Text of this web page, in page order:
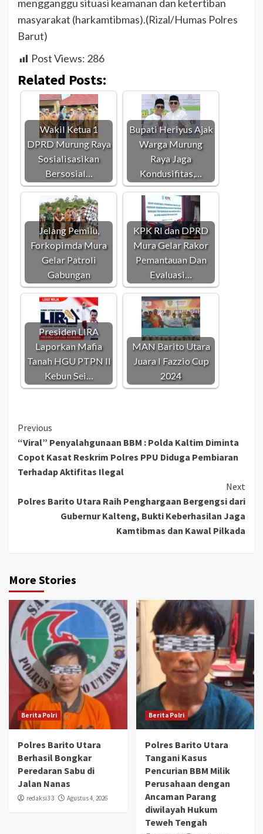
mengganggu situasi keamanan dan ketertiban
masyarakat (harkamtibmas).(Rizal/Humas Polres
Barut)
Post Views: 286
Related Posts:
Wakil Ketua 1
DPRD Murung Raya
Sosialisasikan
Bersosial…
Bupati Heriyus Ajak
Warga Murung
Raya Jaga
Kondusifitas,…
Jelang Pemilu,
Forkopimda Mura
Gelar Patroli
Gabungan
KPK RI dan DPRD
Mura Gelar Rakor
Pemantauan Dan
Evaluasi…
Presiden LIRA
Laporkan Mafia
Tanah HGU PTPN II
Kebun Sei…
MAN Barito Utara
Juara l Fazzio Cup
2024
Continue
Reading
Previous
“Viral” Penyalahgunaan BBM : Polda Kaltim Diminta
Copot Kasat Reskrim Polres PPU Diduga Pembiaran
Terhadap Aktifitas Ilegal
Next
Polres Barito Utara Raih Penghargaan Bergengsi dari
Gubernur Kalteng, Bukti Keberhasilan Jaga
Kamtibmas dan Kawal Pilkada
More Stories
Berita Polri
Polres Barito Utara
Berhasil Bongkar
Peredaran Sabu di
Jalan Nanas
redaksi3 3 Agustus 4, 2026
Berita Polri
Polres Barito Utara
Tangani Kasus
Pencurian BBM Milik
Perusahaan dengan
Ancaman Parang
diwilayah Hukum
Teweh Tengah